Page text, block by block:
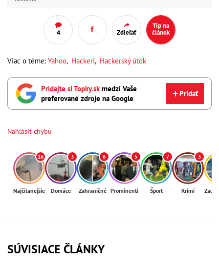
4 Zdieľať
Tip na
článok
Viac o téme: Yahoo, Hackeri, Hackerský útok
Pridajte si Topky.sk medzi Vaše
preferované zdroje na Google
Pridať
Nahlásiť chybu
16
Najčítanejšie
3
Domáce
6
Zahraničné
5
Prominenti
7
Šport
3
Krimi
SÚVISIACE ČLÁNKY